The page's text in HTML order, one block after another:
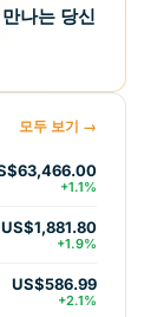
나는 당신
모두 보기 →
+1.1%
US$1,881.80
+1.9%
US$586.99
+2.1%